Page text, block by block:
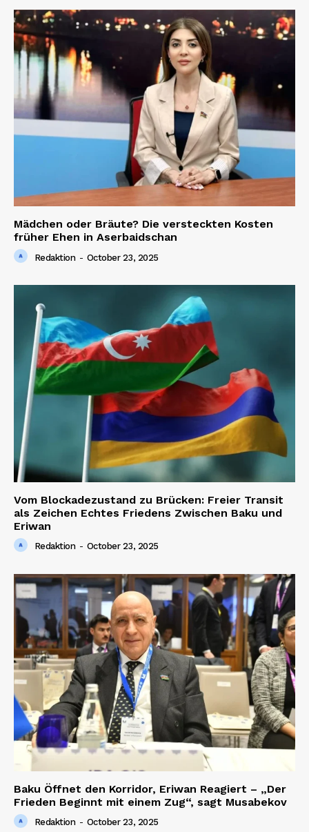
SUBSCRIBE NOW
Company
Contact us
Mädchen oder Bräute? Die versteckten Kosten
früher Ehen in Aserbaidschan
Redaktion - October 23, 2025
Vom Blockadezustand zu Brücken: Freier Transit
als Zeichen Echtes Friedens Zwischen Baku und
Eriwan
Redaktion - October 23, 2025
Baku Öffnet den Korridor, Eriwan Reagiert – „Der
Frieden Beginnt mit einem Zug“, sagt Musabekov
Redaktion - October 23, 2025